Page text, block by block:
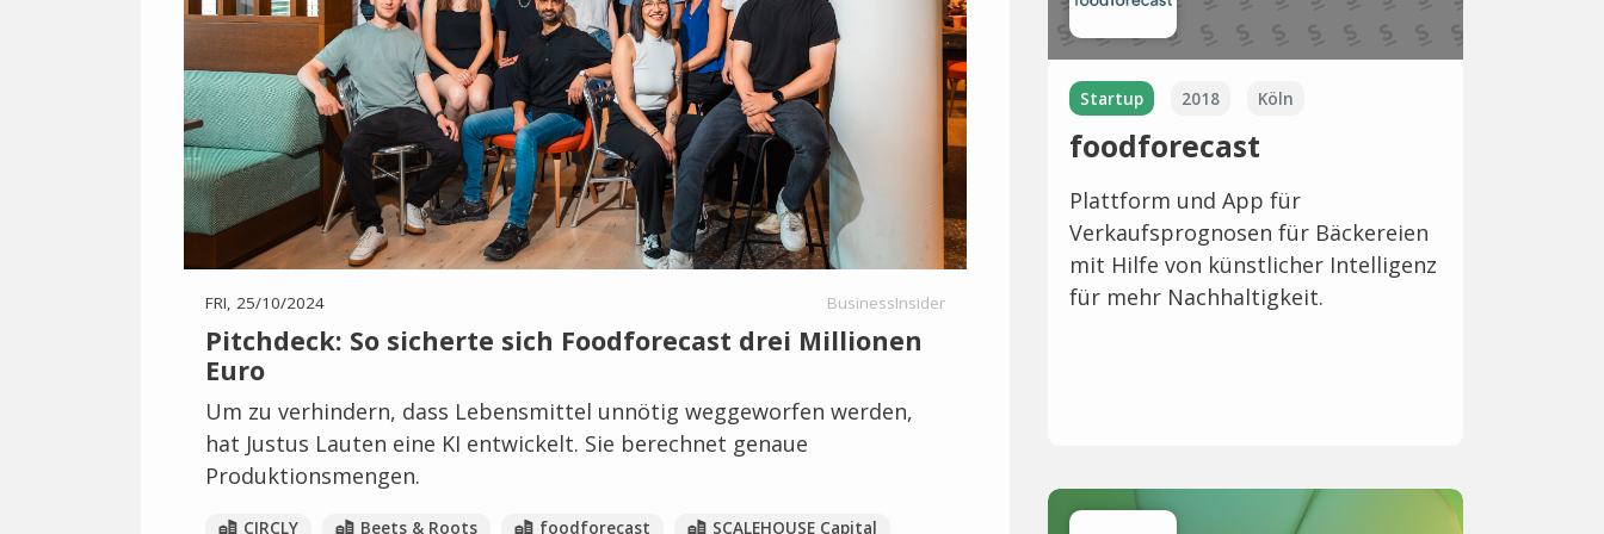
FRI, 25/10/2024 BusinessInsider
Pitchdeck: So sicherte sich Foodforecast drei Millionen
Euro
Um zu verhindern, dass Lebensmittel unnötig weggeworfen werden,
hat Justus Lauten eine KI entwickelt. Sie berechnet genaue
Produktionsmengen.
CIRCLY Beets & Roots foodforecast SCALEHOUSE Capital
Startup 2018 Köln
foodforecast
Plattform und App für
Verkaufsprognosen für Bäckereien
mit Hilfe von künstlicher Intelligenz
für mehr Nachhaltigkeit.